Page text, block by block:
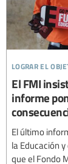
lograr el
El FMI
informe
El último
la Educación
que el Fondo